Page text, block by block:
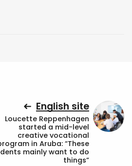
English site
Loucette Reppenhagen
started a mid-level
creative vocational
in Aruba: “These
mainly want to do
things”